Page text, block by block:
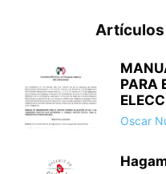
Artículos
PARA
Oscar